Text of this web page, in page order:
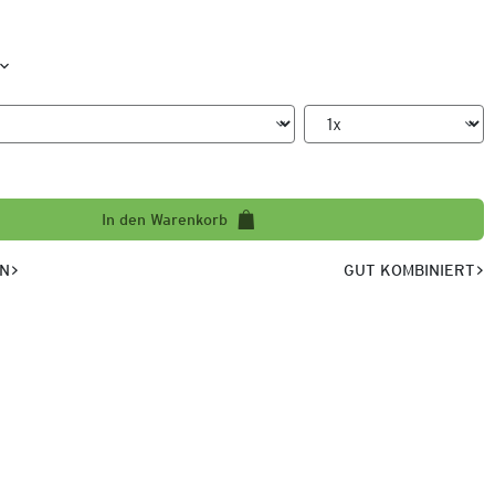
In den Warenkorb
GUT KOMBINIERT